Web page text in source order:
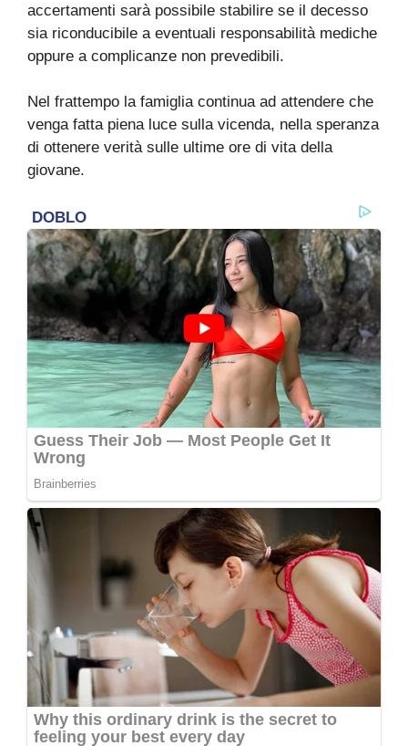
accertamenti sarà possibile stabilire se il decesso
sia riconducibile a eventuali responsabilità mediche
oppure a complicanze non prevedibili.
Nel frattempo la famiglia continua ad attendere che
venga fatta piena luce sulla vicenda, nella speranza
di ottenere verità sulle ultime ore di vita della
giovane.